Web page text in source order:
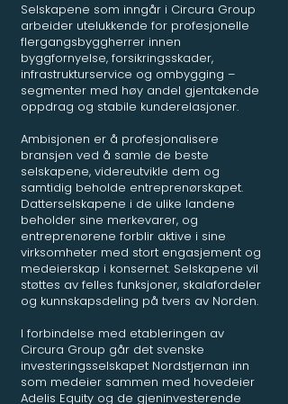
Selskapene som inngår i Circura Group
arbeider utelukkende for profesjonelle
flergangsbyggherrer innen
byggfornyelse, forsikringsskader,
infrastrukturservice og ombygging –
segmenter med høy andel gjentakende
oppdrag og stabile kunderelasjoner.
Ambisjonen er å profesjonalisere
bransjen ved å samle de beste
selskapene, videreutvikle dem og
samtidig beholde entreprenørskapet.
Datterselskapene i de ulike landene
beholder sine merkevarer, og
entreprenørene forblir aktive i sine
virksomheter med stort engasjement og
medeierskap i konsernet. Selskapene vil
støttes av felles funksjoner, skalafordeler
og kunnskapsdeling på tvers av Norden.
I forbindelse med etableringen av
Circura Group går det svenske
investeringsselskapet Nordstjernan inn
som medeier sammen med hovedeier
Adelis Equity og de gjeninvesterende